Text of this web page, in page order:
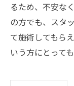
るため、不安な
の方でも、スタ
て施術してもら
いう方にとって